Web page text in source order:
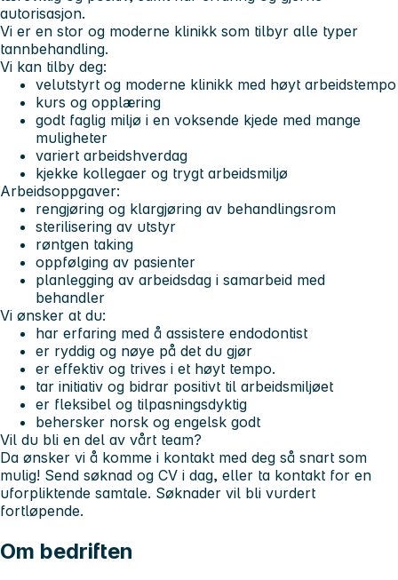
autorisasjon.
Vi er en stor og moderne klinikk som tilbyr alle typer
tannbehandling.
Vi kan tilby deg:
velutstyrt og moderne klinikk med høyt arbeidstempo
kurs og opplæring
godt faglig miljø i en voksende kjede med mange
muligheter
variert arbeidshverdag
kjekke kollegaer og trygt arbeidsmiljø
Arbeidsoppgaver:
rengjøring og klargjøring av behandlingsrom
sterilisering av utstyr
røntgen taking
oppfølging av pasienter
planlegging av arbeidsdag i samarbeid med
behandler
Vi ønsker at du:
har erfaring med å assistere endodontist
er ryddig og nøye på det du gjør
er effektiv og trives i et høyt tempo.
tar initiativ og bidrar positivt til arbeidsmiljøet
er fleksibel og tilpasningsdyktig
behersker norsk og engelsk godt
Vil du bli en del av vårt team?
Da ønsker vi å komme i kontakt med deg så snart som
mulig! Send søknad og CV i dag, eller ta kontakt for en
uforpliktende samtale. Søknader vil bli vurdert
fortløpende.
Om bedriften